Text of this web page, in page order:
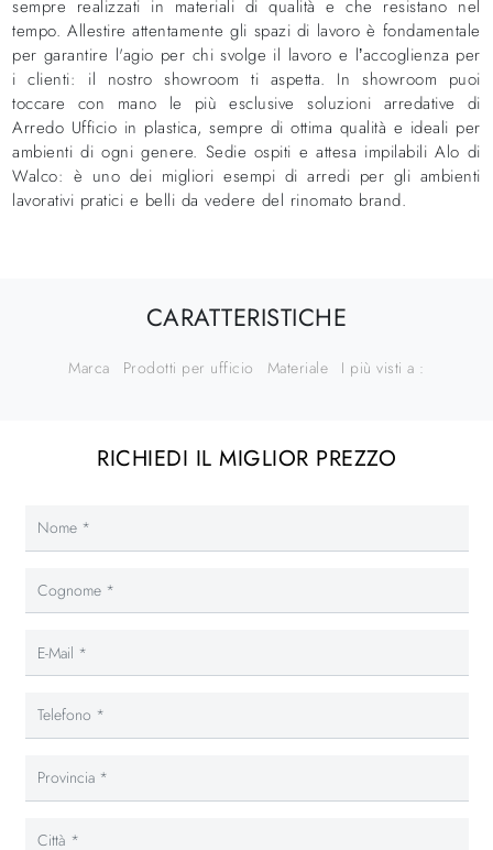
sempre realizzati in materiali di qualità e che resistano nel
tempo. Allestire attentamente gli spazi di lavoro è fondamentale
per garantire l'agio per chi svolge il lavoro e l’accoglienza per
i clienti: il nostro showroom ti aspetta. In showroom puoi
toccare con mano le più esclusive soluzioni arredative di
Arredo Ufficio in plastica, sempre di ottima qualità e ideali per
ambienti di ogni genere. Sedie ospiti e attesa impilabili Alo di
Walco: è uno dei migliori esempi di arredi per gli ambienti
lavorativi pratici e belli da vedere del rinomato brand.
CARATTERISTICHE
Marca Prodotti per ufficio Materiale I più visti a :
RICHIEDI IL MIGLIOR PREZZO